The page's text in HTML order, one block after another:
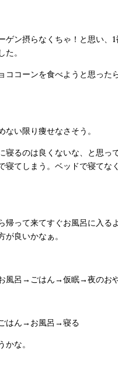
ゲン摂らなくちゃ！と思い、1
た。
ココーンを食べようと思った
ない限り痩せなさそう。
寝るのは良くないな、と思っ
寝てしまう。ベッドで寝てな
帰って来てすぐお風呂に入る
が良いかなぁ。
風呂→ごはん→仮眠→夜のお
はん→お風呂→寝る
かな。